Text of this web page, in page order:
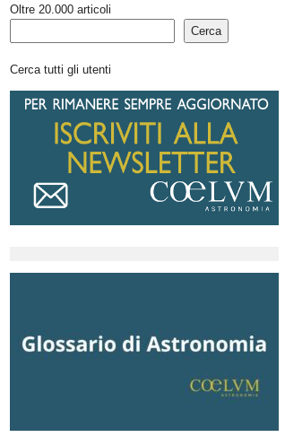
Oltre 20.000 articoli
Cerca
Cerca tutti gli utenti